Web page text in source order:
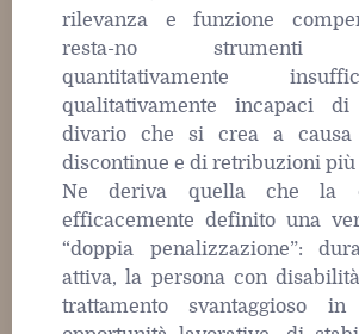
rilevanza e funzione
resta-no strumenti
quantitativamente
qualitativamente incapaci
divario che si crea a
discontinue e di retribuzioni più
Ne deriva quella che la
efficacemente definito una
“doppia penalizzazione”:
attiva, la persona con
trattamento svantaggioso